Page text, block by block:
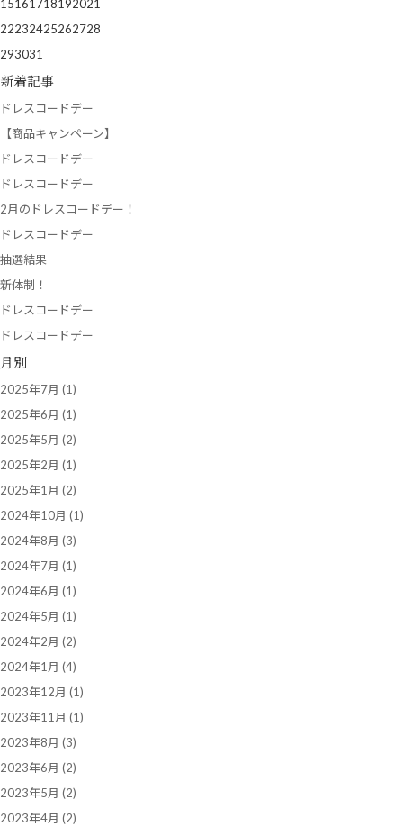
15161718192021
22232425262728
293031
新着記事
ドレスコードデー
【商品キャンペーン】
ドレスコードデー
ドレスコードデー
2月のドレスコードデー！
ドレスコードデー
抽選結果
新体制！
ドレスコードデー
ドレスコードデー
月別
2025年7月 (1)
2025年6月 (1)
2025年5月 (2)
2025年2月 (1)
2025年1月 (2)
2024年10月 (1)
2024年8月 (3)
2024年7月 (1)
2024年6月 (1)
2024年5月 (1)
2024年2月 (2)
2024年1月 (4)
2023年12月 (1)
2023年11月 (1)
2023年8月 (3)
2023年6月 (2)
2023年5月 (2)
2023年4月 (2)